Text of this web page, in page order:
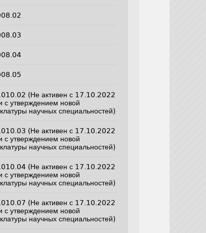
(Не активен с 17.10.2022
с утверждением новой
научных специальностей)
(Не активен с 17.10.2022
с утверждением новой
научных специальностей)
(Не активен с 17.10.2022
с утверждением новой
научных специальностей)
(Не активен с 17.10.2022
с утверждением новой
научных специальностей)